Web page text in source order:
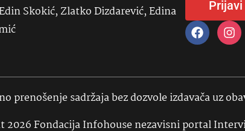
Skokić, Zlatko Dizdarević, Edina
Prijavi
prenošenje sadržaja bez dozvole izdavača uz
2026 Fondacija Infohouse nezavisni portal